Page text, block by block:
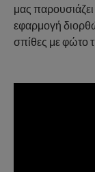
μας
εφαρμογή
σπίθες με φώτο